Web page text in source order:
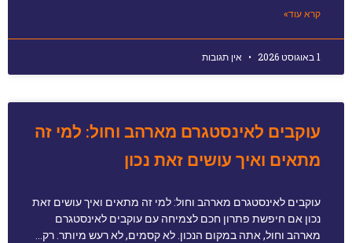
קרא עוד»
1 באוגוסט 2026 אין תגובות
עוקבים לאינסטגרם מארהב וחול: למי זה
מתאים ואיך עושים זאת נכון
עוקבים לאינסטגרם מארהב וחול: למי זה מתאים ואיך עושים זאת
נכון אם חיפשת פתרון חכם לצמיחה עם עוקבים לאינסטגרם
מארהב וחול, אתה במקום הנכון. לא קסמים, לא רעש מיותר. רק…